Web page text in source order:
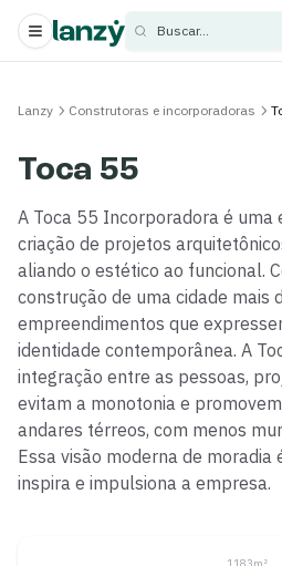
Buscar...
Lanzy Construtoras e incorporadoras
Toca 55
A Toca 55 Incorporadora é uma
criação de projetos
aliando o estético ao funcional.
construção de uma cidade mais
empreendimentos que
identidade contemporânea. A
integração entre as pessoas,
evitam a monotonia e
andares térreos, com menos
Essa visão moderna de moradia
inspira e impulsiona a empresa.